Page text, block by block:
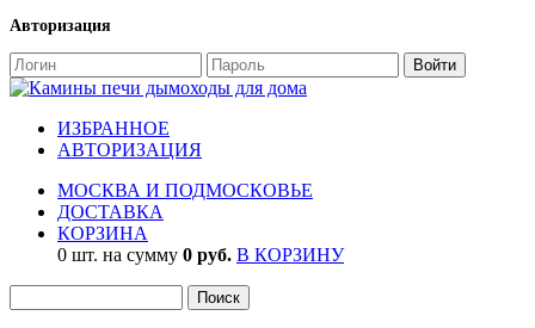
Авторизация
ИЗБРАННОЕ
АВТОРИЗАЦИЯ
МОСКВА И ПОДМОСКОВЬЕ
ДОСТАВКА
КОРЗИНА
0 шт. на сумму 0 руб. В КОРЗИНУ